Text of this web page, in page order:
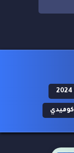
كوميدي